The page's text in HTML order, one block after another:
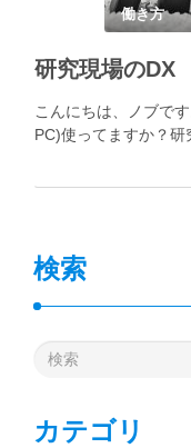
働き方
研究現場のDX
こんにちは、ノブで
PC)使ってますか？
検索
カテゴリ